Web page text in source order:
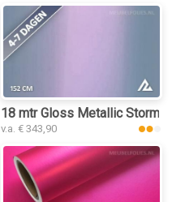
18 mtr Gloss Metallic Storm
v.a. € 343,90